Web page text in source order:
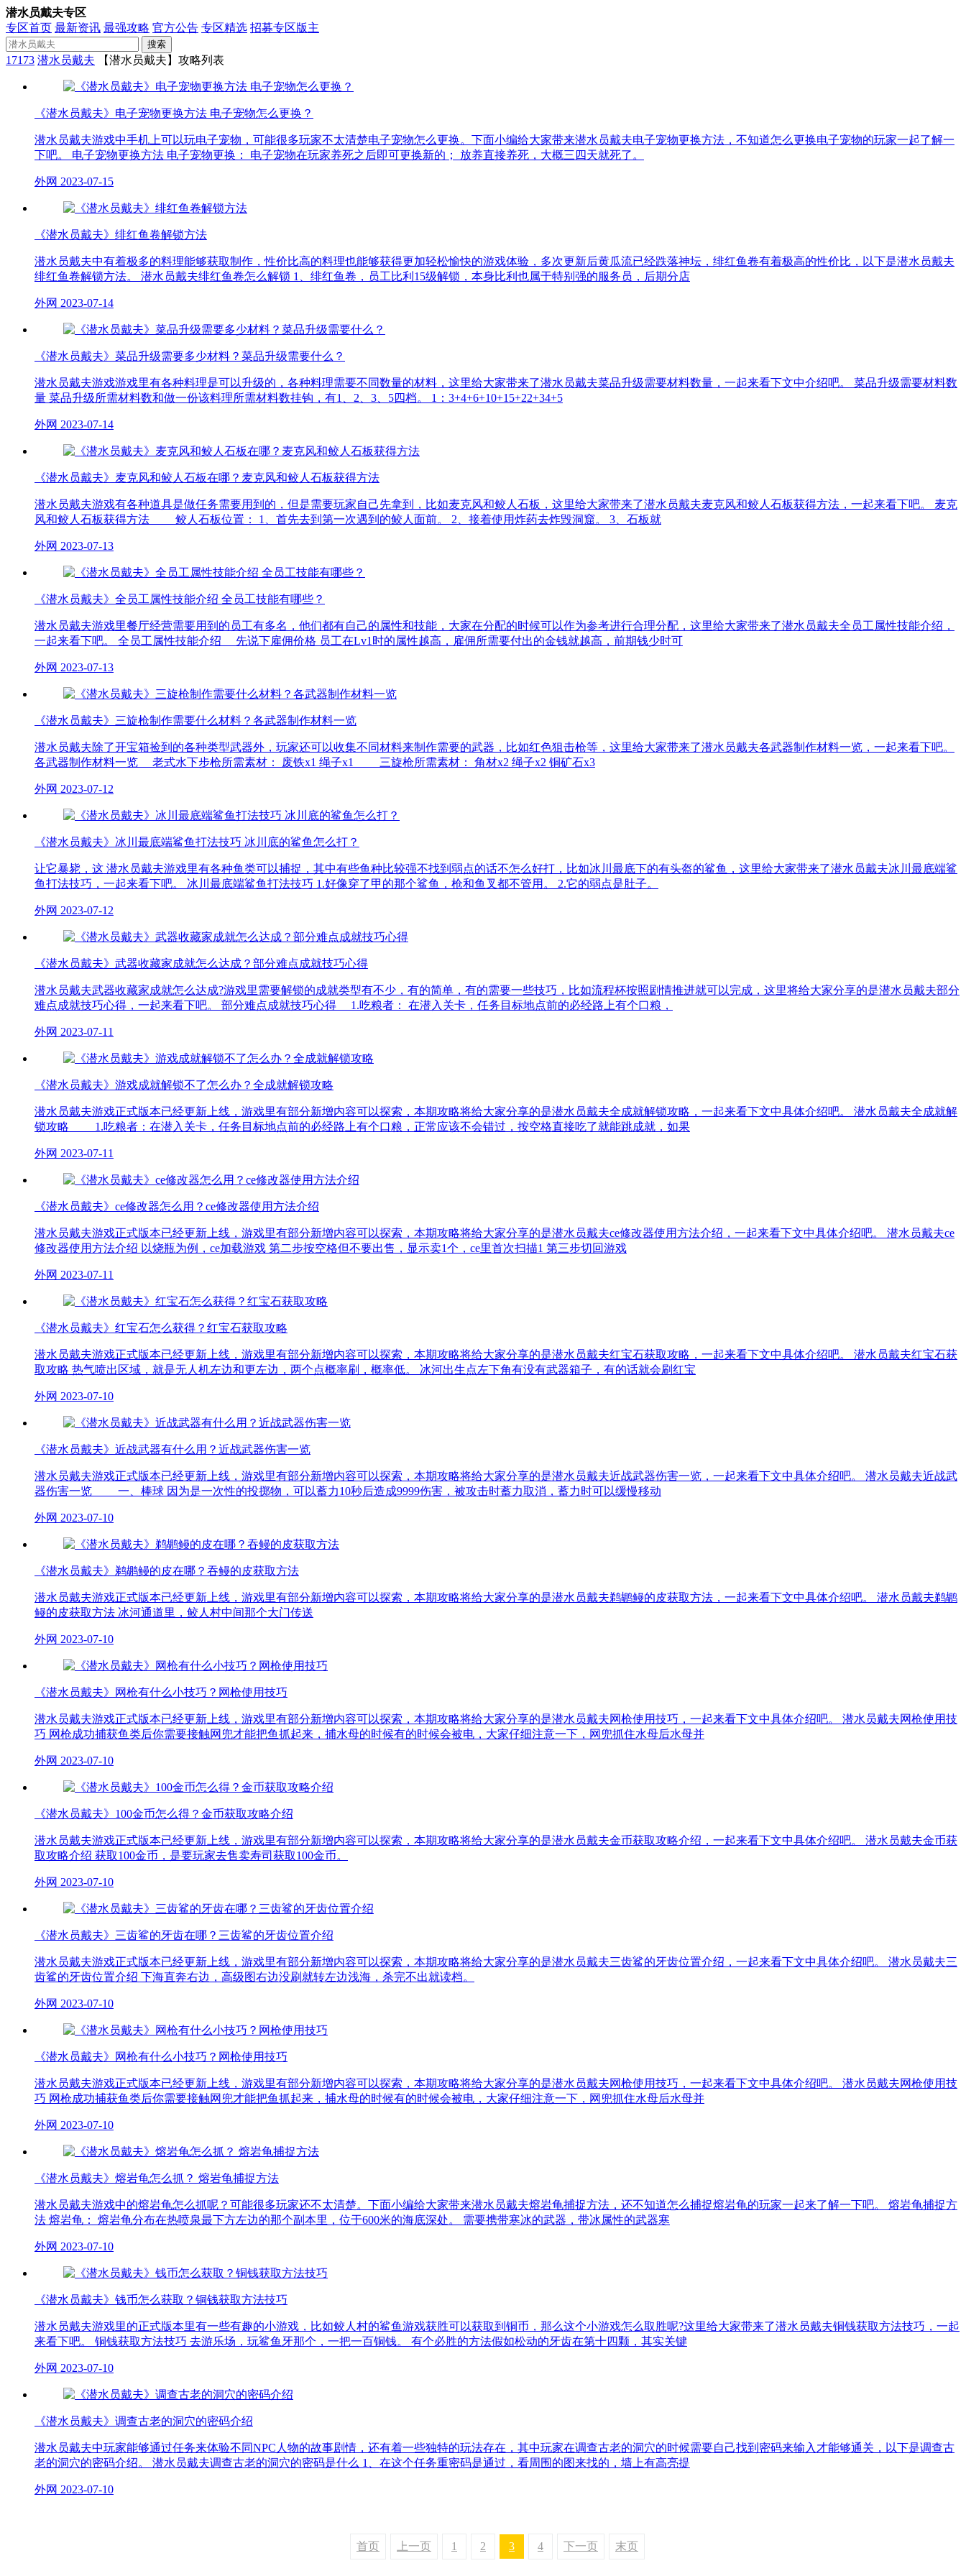
潜水员戴夫专区
专区首页 最新资讯 最强攻略 官方公告 专区精选 招募专区版主
搜索
17173 潜水员戴夫 【潜水员戴夫】攻略列表
《潜水员戴夫》电子宠物更换方法 电子宠物怎么更换？
潜水员戴夫游戏中手机上可以玩电子宠物，可能很多玩家不太清楚电子宠物怎么更换。下面小编给大家带来潜水员戴夫电子宠物更换方法，不知道怎么更换电子宠物的玩家一起了解一
下吧。 电子宠物更换方法 电子宠物更换： 电子宠物在玩家养死之后即可更换新的； 放养直接养死，大概三四天就死了。
外网 2023-07-15
《潜水员戴夫》绯红鱼卷解锁方法
潜水员戴夫中有着极多的料理能够获取制作，性价比高的料理也能够获得更加轻松愉快的游戏体验，多次更新后黄瓜流已经跌落神坛，绯红鱼卷有着极高的性价比，以下是潜水员戴夫
绯红鱼卷解锁方法。 潜水员戴夫绯红鱼卷怎么解锁 1、绯红鱼卷，员工比利15级解锁，本身比利也属于特别强的服务员，后期分店
外网 2023-07-14
《潜水员戴夫》菜品升级需要多少材料？菜品升级需要什么？
潜水员戴夫游戏游戏里有各种料理是可以升级的，各种料理需要不同数量的材料，这里给大家带来了潜水员戴夫菜品升级需要材料数量，一起来看下文中介绍吧。 菜品升级需要材料数
量 菜品升级所需材料数和做一份该料理所需材料数挂钩，有1、2、3、5四档。 1：3+4+6+10+15+22+34+5
外网 2023-07-14
《潜水员戴夫》麦克风和鲛人石板在哪？麦克风和鲛人石板获得方法
潜水员戴夫游戏有各种道具是做任务需要用到的，但是需要玩家自己先拿到，比如麦克风和鲛人石板，这里给大家带来了潜水员戴夫麦克风和鲛人石板获得方法，一起来看下吧。 麦克
风和鲛人石板获得方法 鲛人石板位置： 1、首先去到第一次遇到的鲛人面前。 2、接着使用炸药去炸毁洞窟。 3、石板就
外网 2023-07-13
《潜水员戴夫》全员工属性技能介绍 全员工技能有哪些？
潜水员戴夫游戏里餐厅经营需要用到的员工有多名，他们都有自己的属性和技能，大家在分配的时候可以作为参考进行合理分配，这里给大家带来了潜水员戴夫全员工属性技能介绍，
一起来看下吧。 全员工属性技能介绍 先说下雇佣价格 员工在Lv1时的属性越高，雇佣所需要付出的金钱就越高，前期钱少时可
外网 2023-07-13
《潜水员戴夫》三旋枪制作需要什么材料？各武器制作材料一览
潜水员戴夫除了开宝箱捡到的各种类型武器外，玩家还可以收集不同材料来制作需要的武器，比如红色狙击枪等，这里给大家带来了潜水员戴夫各武器制作材料一览，一起来看下吧。
各武器制作材料一览 老式水下步枪所需素材： 废铁x1 绳子x1 三旋枪所需素材： 角材x2 绳子x2 铜矿石x3
外网 2023-07-12
《潜水员戴夫》冰川最底端鲨鱼打法技巧 冰川底的鲨鱼怎么打？
让它暴毙，这 潜水员戴夫游戏里有各种鱼类可以捕捉，其中有些鱼种比较强不找到弱点的话不怎么好打，比如冰川最底下的有头盔的鲨鱼，这里给大家带来了潜水员戴夫冰川最底端鲨
鱼打法技巧，一起来看下吧。 冰川最底端鲨鱼打法技巧 1.好像穿了甲的那个鲨鱼，枪和鱼叉都不管用。 2.它的弱点是肚子。
外网 2023-07-12
《潜水员戴夫》武器收藏家成就怎么达成？部分难点成就技巧心得
潜水员戴夫武器收藏家成就怎么达成?游戏里需要解锁的成就类型有不少，有的简单，有的需要一些技巧，比如流程杯按照剧情推进就可以完成，这里将给大家分享的是潜水员戴夫部分
难点成就技巧心得，一起来看下吧。 部分难点成就技巧心得 1.吃粮者： 在潜入关卡，任务目标地点前的必经路上有个口粮，
外网 2023-07-11
《潜水员戴夫》游戏成就解锁不了怎么办？全成就解锁攻略
潜水员戴夫游戏正式版本已经更新上线，游戏里有部分新增内容可以探索，本期攻略将给大家分享的是潜水员戴夫全成就解锁攻略，一起来看下文中具体介绍吧。 潜水员戴夫全成就解
锁攻略 1.吃粮者：在潜入关卡，任务目标地点前的必经路上有个口粮，正常应该不会错过，按空格直接吃了就能跳成就，如果
外网 2023-07-11
《潜水员戴夫》ce修改器怎么用？ce修改器使用方法介绍
潜水员戴夫游戏正式版本已经更新上线，游戏里有部分新增内容可以探索，本期攻略将给大家分享的是潜水员戴夫ce修改器使用方法介绍，一起来看下文中具体介绍吧。 潜水员戴夫ce
修改器使用方法介绍 以烧瓶为例，ce加载游戏 第二步按空格但不要出售，显示卖1个，ce里首次扫描1 第三步切回游戏
外网 2023-07-11
《潜水员戴夫》红宝石怎么获得？红宝石获取攻略
潜水员戴夫游戏正式版本已经更新上线，游戏里有部分新增内容可以探索，本期攻略将给大家分享的是潜水员戴夫红宝石获取攻略，一起来看下文中具体介绍吧。 潜水员戴夫红宝石获
取攻略 热气喷出区域，就是无人机左边和更左边，两个点概率刷，概率低。 冰河出生点左下角有没有武器箱子，有的话就会刷红宝
外网 2023-07-10
《潜水员戴夫》近战武器有什么用？近战武器伤害一览
潜水员戴夫游戏正式版本已经更新上线，游戏里有部分新增内容可以探索，本期攻略将给大家分享的是潜水员戴夫近战武器伤害一览，一起来看下文中具体介绍吧。 潜水员戴夫近战武
器伤害一览 一、棒球 因为是一次性的投掷物，可以蓄力10秒后造成9999伤害，被攻击时蓄力取消，蓄力时可以缓慢移动
外网 2023-07-10
《潜水员戴夫》鹈鹕鳗的皮在哪？吞鳗的皮获取方法
潜水员戴夫游戏正式版本已经更新上线，游戏里有部分新增内容可以探索，本期攻略将给大家分享的是潜水员戴夫鹈鹕鳗的皮获取方法，一起来看下文中具体介绍吧。 潜水员戴夫鹈鹕
鳗的皮获取方法 冰河通道里，鲛人村中间那个大门传送
外网 2023-07-10
《潜水员戴夫》网枪有什么小技巧？网枪使用技巧
潜水员戴夫游戏正式版本已经更新上线，游戏里有部分新增内容可以探索，本期攻略将给大家分享的是潜水员戴夫网枪使用技巧，一起来看下文中具体介绍吧。 潜水员戴夫网枪使用技
巧 网枪成功捕获鱼类后你需要接触网兜才能把鱼抓起来，捕水母的时候有的时候会被电，大家仔细注意一下，网兜抓住水母后水母并
外网 2023-07-10
《潜水员戴夫》100金币怎么得？金币获取攻略介绍
潜水员戴夫游戏正式版本已经更新上线，游戏里有部分新增内容可以探索，本期攻略将给大家分享的是潜水员戴夫金币获取攻略介绍，一起来看下文中具体介绍吧。 潜水员戴夫金币获
取攻略介绍 获取100金币，是要玩家去售卖寿司获取100金币。
外网 2023-07-10
《潜水员戴夫》三齿鲨的牙齿在哪？三齿鲨的牙齿位置介绍
潜水员戴夫游戏正式版本已经更新上线，游戏里有部分新增内容可以探索，本期攻略将给大家分享的是潜水员戴夫三齿鲨的牙齿位置介绍，一起来看下文中具体介绍吧。 潜水员戴夫三
齿鲨的牙齿位置介绍 下海直奔右边，高级图右边没刷就转左边浅海，杀完不出就读档。
外网 2023-07-10
《潜水员戴夫》网枪有什么小技巧？网枪使用技巧
潜水员戴夫游戏正式版本已经更新上线，游戏里有部分新增内容可以探索，本期攻略将给大家分享的是潜水员戴夫网枪使用技巧，一起来看下文中具体介绍吧。 潜水员戴夫网枪使用技
巧 网枪成功捕获鱼类后你需要接触网兜才能把鱼抓起来，捕水母的时候有的时候会被电，大家仔细注意一下，网兜抓住水母后水母并
外网 2023-07-10
《潜水员戴夫》熔岩龟怎么抓？ 熔岩龟捕捉方法
潜水员戴夫游戏中的熔岩龟怎么抓呢？可能很多玩家还不太清楚。下面小编给大家带来潜水员戴夫熔岩龟捕捉方法，还不知道怎么捕捉熔岩龟的玩家一起来了解一下吧。 熔岩龟捕捉方
法 熔岩龟： 熔岩龟分布在热喷泉最下方左边的那个副本里，位于600米的海底深处。 需要携带寒冰的武器，带冰属性的武器寒
外网 2023-07-10
《潜水员戴夫》钱币怎么获取？铜钱获取方法技巧
潜水员戴夫游戏里的正式版本里有一些有趣的小游戏，比如鲛人村的鲨鱼游戏获胜可以获取到铜币，那么这个小游戏怎么取胜呢?这里给大家带来了潜水员戴夫铜钱获取方法技巧，一起
来看下吧。 铜钱获取方法技巧 去游乐场，玩鲨鱼牙那个，一把一百铜钱。 有个必胜的方法假如松动的牙齿在第十四颗，其实关键
外网 2023-07-10
《潜水员戴夫》调查古老的洞穴的密码介绍
潜水员戴夫中玩家能够通过任务来体验不同NPC人物的故事剧情，还有着一些独特的玩法存在，其中玩家在调查古老的洞穴的时候需要自己找到密码来输入才能够通关，以下是调查古
老的洞穴的密码介绍。 潜水员戴夫调查古老的洞穴的密码是什么 1、在这个任务重密码是通过，看周围的图来找的，墙上有高亮提
外网 2023-07-10
首页 上一页 1 2 3 4 下一页 末页